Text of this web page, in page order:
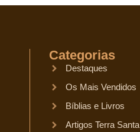
Categorias
Destaques
Os Mais Vendidos
Bíblias e Livros
Artigos Terra Santa